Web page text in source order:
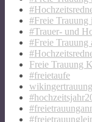
#Freie
#Trauer- und
#Freie Trauung
Freie Trauung
#freietaufe